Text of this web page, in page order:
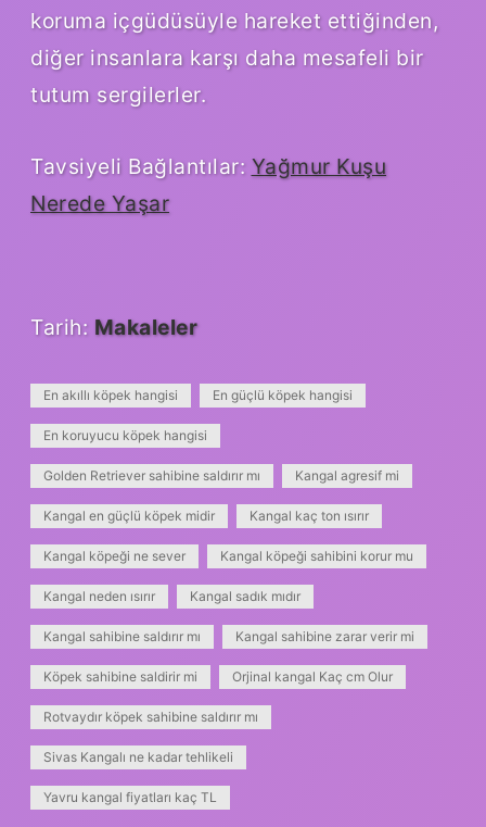
koruma içgüdüsüyle hareket ettiğinden,
diğer insanlara karşı daha mesafeli bir
tutum sergilerler.
Tavsiyeli Bağlantılar: Yağmur Kuşu
Nerede Yaşar
Tarih: Makaleler
En akıllı köpek hangisi En güçlü köpek hangisi
En koruyucu köpek hangisi
Golden Retriever sahibine saldırır mı Kangal agresif mi
Kangal en güçlü köpek midir Kangal kaç ton ısırır
Kangal köpeği ne sever Kangal köpeği sahibini korur mu
Kangal neden ısırır Kangal sadık mıdır
Kangal sahibine saldırır mı Kangal sahibine zarar verir mi
Köpek sahibine saldirir mi Orjinal kangal Kaç cm Olur
Rotvaydır köpek sahibine saldırır mı
Sivas Kangalı ne kadar tehlikeli
Yavru kangal fiyatları kaç TL